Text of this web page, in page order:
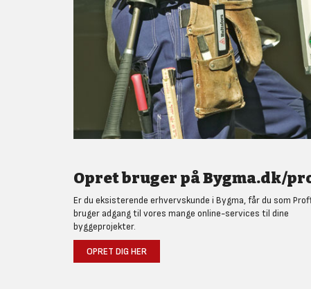
Opret bruger på Bygma.dk/
Er du eksisterende erhvervskunde i Bygma, får du som
bruger adgang til vores mange online-services til dine
byggeprojekter.
OPRET DIG HER